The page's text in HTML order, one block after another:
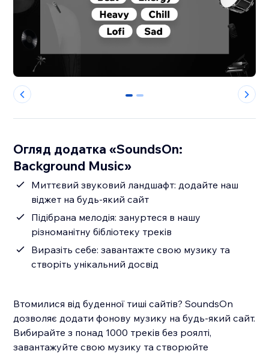
0 1
Огляд додатка «SoundsOn:
Background Music»
Миттєвий звуковий ландшафт: додайте наш
віджет на будь-який сайт
Підібрана мелодія: зануртеся в нашу
різноманітну бібліотеку треків
Виразіть себе: завантажте свою музику та
створіть унікальний досвід
Втомилися від буденної тиші сайтів? SoundsOn
дозволяє додати фонову музику на будь-який сайт.
Вибирайте з понад 1000 треків без роялті,
завантажуйте свою музику та створюйте